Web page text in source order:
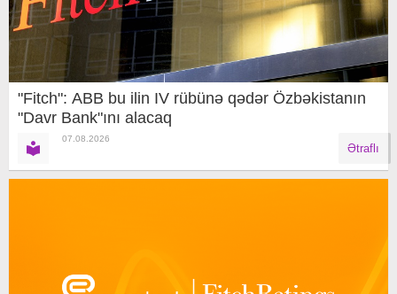
"Fitch": ABB bu ilin IV rübünə qədər Özbəkistanın
"Davr Bank"ını alacaq
07.08.2026
Ətraflı